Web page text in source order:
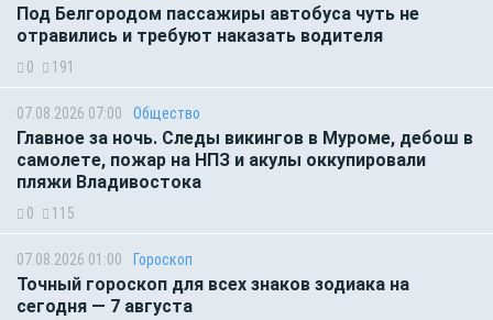
Под Белгородом пассажиры автобуса чуть не
отравились и требуют наказать водителя
0 191
07.08.2026 07:00 Общество
Главное за ночь. Следы викингов в Муроме, дебош в
самолете, пожар на НПЗ и акулы оккупировали
пляжи Владивостока
0 115
07.08.2026 01:00 Гороскоп
Точный гороскоп для всех знаков зодиака на
сегодня — 7 августа